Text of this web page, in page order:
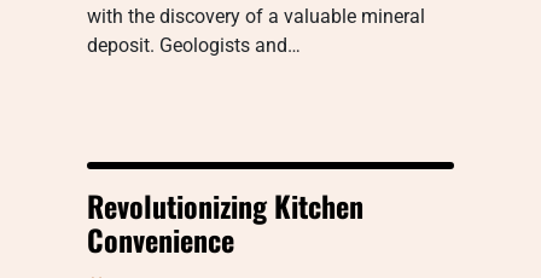
with the discovery of a valuable mineral
deposit. Geologists and…
Revolutionizing Kitchen
Convenience